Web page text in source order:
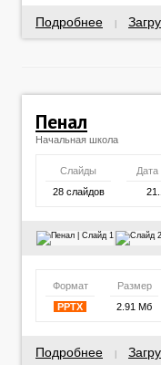
Подробнее
Пенал
Начальная школа
Слайды
Дата
28 слайдов
Формат
Размер
PPTX
2.91 Мб
Подробнее